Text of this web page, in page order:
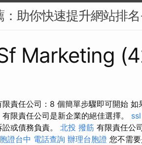
：助你快速提升網站排
Marketing
責任公司：8 個簡單步驟即可開始
限責任公司是新企業的絕佳選擇。 ssl
或債務負責。 北投 撥筋 有限責任公
證台中 電話查詢 辦理台胞證 您不需